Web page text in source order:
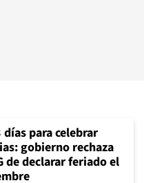
días para celebrar
gobierno rechaza
de declarar feriado el